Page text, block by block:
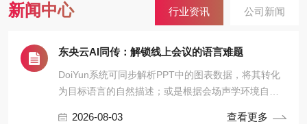
新闻中心 行业资讯 公司新闻
东央云AI同传：解锁线上会议的语言难题
DoiYun系统可同步解析PPT中的图表数据，将其转化
为目标语言的自然描述；或是根据会场声学环境自动
2026-08-03 查看更多